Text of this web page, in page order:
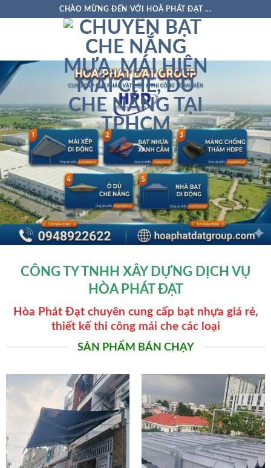
CHÀO MỪNG ĐẾN VỚI HOÀ PHÁT ĐẠT ...
CÔNG TY TNHH XÂY DỰNG DỊCH VỤ
HÒA PHÁT ĐẠT
Hòa Phát Đạt chuyên cung cấp bạt nhựa giá rẻ,
thiết kế thi công mái che các loại
SẢN PHẨM BÁN CHẠY